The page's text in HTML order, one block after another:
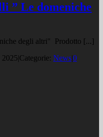
” Le domeniche
degli altri" Prodotto [...]
2025|Categorie: News|0